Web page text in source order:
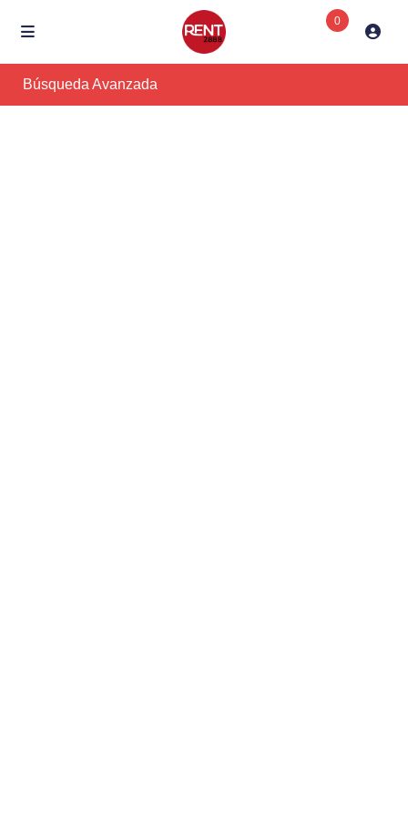
0
Búsqueda Avanzada